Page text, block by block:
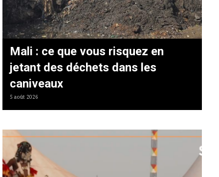
Mali : ce que vous risquez en
jetant des déchets dans les
caniveaux
5 août 2026